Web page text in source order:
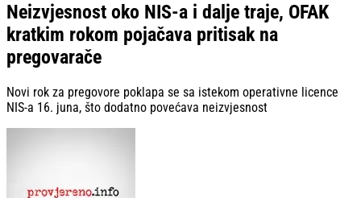
Neizvjesnost oko NIS-a i dalje traje, OFAK
kratkim rokom pojačava pritisak na
pregovarače
Novi rok za pregovore poklapa se sa istekom operativne licence
NIS-a 16. juna, što dodatno povećava neizvjesnost